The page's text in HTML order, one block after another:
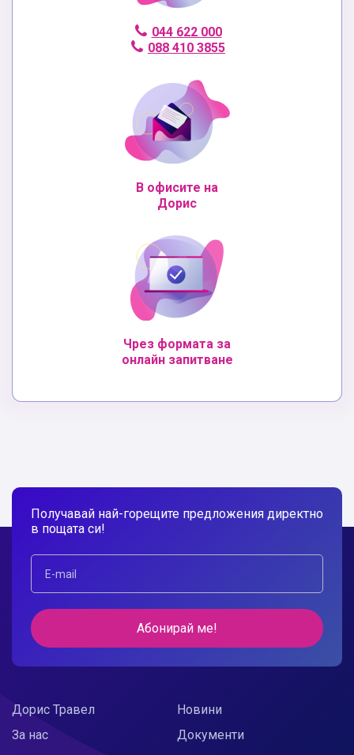
044 622 000
088 410 3855
В офисите на
Дорис
Чрез формата за
онлайн запитване
Получавай най-горещите предложения директно
в пощата си!
Абонирай ме!
Дорис Травел
За нас
Новини
Документи